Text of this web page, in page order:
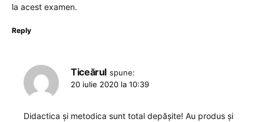
la acest examen.
Reply
Ticeărul spune:
20 iulie 2020 la 10:39
Didactica și metodica sunt total depășite! Au produs și